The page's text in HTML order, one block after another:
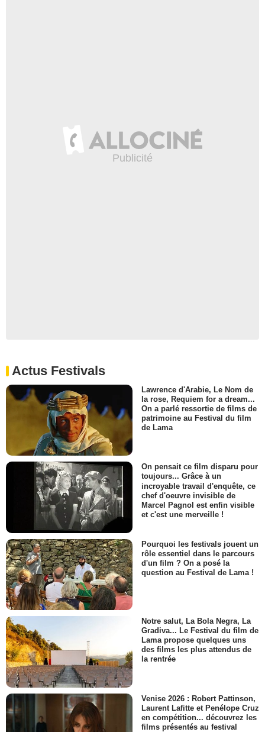
Actus Festivals
Lawrence d'Arabie, Le Nom de
la rose, Requiem for a dream...
On a parlé ressortie de films de
patrimoine au Festival du film
de Lama
On pensait ce film disparu pour
toujours... Grâce à un
incroyable travail d'enquête, ce
chef d'oeuvre invisible de
Marcel Pagnol est enfin visible
et c'est une merveille !
Pourquoi les festivals jouent un
rôle essentiel dans le parcours
d'un film ? On a posé la
question au Festival de Lama !
Notre salut, La Bola Negra, La
Gradiva... Le Festival du film de
Lama propose quelques uns
des films les plus attendus de
la rentrée
Venise 2026 : Robert Pattinson,
Laurent Lafitte et Penélope Cruz
en compétition... découvrez les
films présentés au festival